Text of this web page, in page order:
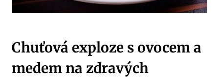
Chuťová exploze s ovocem a
medem na zdravých